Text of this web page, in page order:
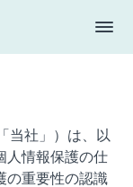
当社」）は、以
人情報保護の仕
の重要性の認識